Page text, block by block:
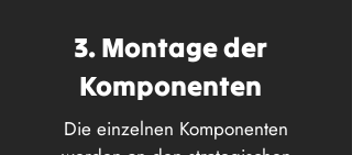
3. Montage der
Komponenten
Die einzelnen Komponenten